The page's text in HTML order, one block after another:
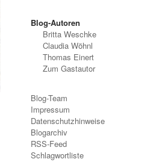
Blog-Autoren
Britta Weschke
Claudia Wöhnl
Thomas Einert
Zum Gastautor
Blog-Team
Impressum
Datenschutzhinweise
Blogarchiv
RSS-Feed
Schlagwortliste